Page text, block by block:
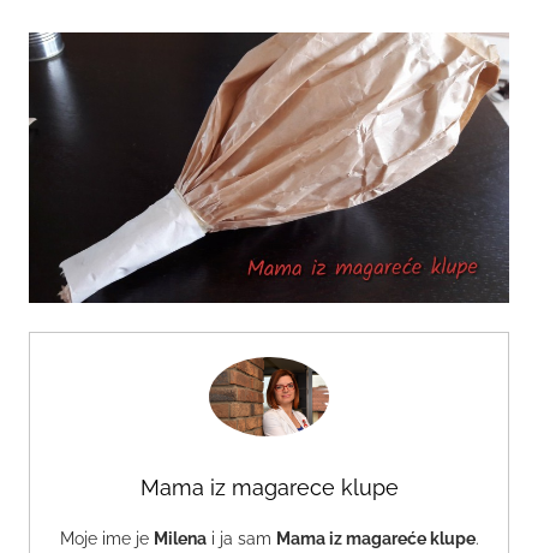
Mama iz magarece klupe
Moje ime je Milenai ja sam Mama iz magareće klupe.